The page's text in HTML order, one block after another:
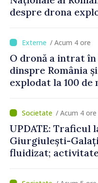
despre drona
nu au detectat
vehicul aerian”
/ Acum 4 ore
O dronă a intrat
dinspre România
explodat la 100 de
/ Acum 4 ore
UPDATE: Traficul
Giurgiulești-
fluidizat;
normale